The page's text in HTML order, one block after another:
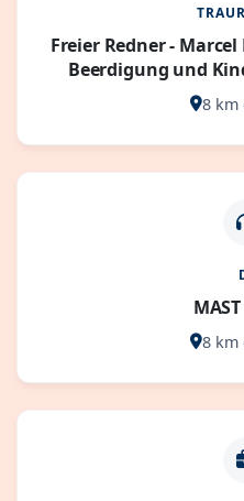
Freier Redner -
Beerdigung und
8 km
8 km